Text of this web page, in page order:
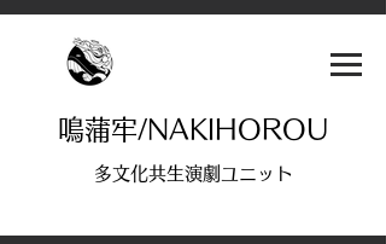
鳴蒲牢/NAKIHOROU
多文化共生演劇ユニット